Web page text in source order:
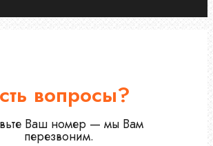
вопросы?
Ваш номер — мы Вам
перезвоним.